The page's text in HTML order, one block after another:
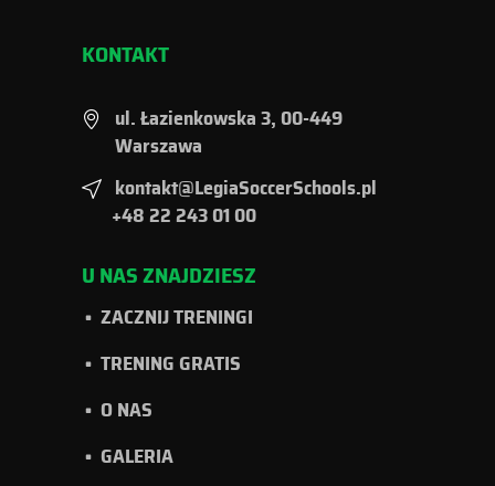
KONTAKT
ul. Łazienkowska 3, 00-449
Warszawa
kontakt@LegiaSoccerSchools.pl
+48 22 243 01 00
U NAS ZNAJDZIESZ
ZACZNIJ TRENINGI
TRENING GRATIS
O NAS
GALERIA